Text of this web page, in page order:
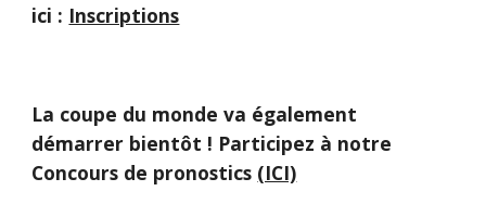
ici : Inscriptions
La coupe du monde va également
démarrer bientôt ! Participez à notre
Concours de pronostics (ICI)